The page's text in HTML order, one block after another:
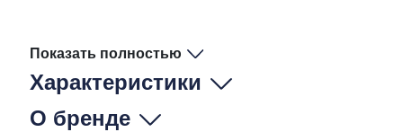
Показать полностью
Характеристики
О бренде